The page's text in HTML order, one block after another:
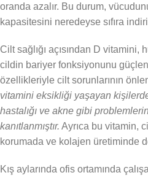
oranda azalır. Bu durum,
kapasitesini neredeyse sıfıra
Cilt sağlığı açısından D
cildin bariyer fonksiyonunu
özellikleriyle cilt sorunlarının
vitamini eksikliği yaşayan
hastalığı ve akne gibi
kanıtlanmıştır. Ayrıca bu vitamin,
korumada ve kolajen üretiminde
Kış aylarında ofis ortamında